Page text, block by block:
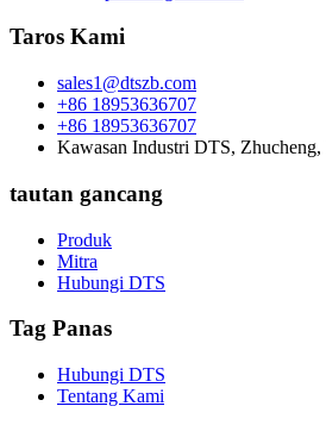
Taros Kami
sales1@dtszb.com
+86 18953636707
+86 18953636707
Kawasan Industri DTS,
tautan gancang
Produk
Mitra
Hubungi DTS
Tag Panas
Hubungi DTS
Tentang Kami